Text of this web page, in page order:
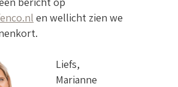
en wellicht zien we
Liefs,
Marianne